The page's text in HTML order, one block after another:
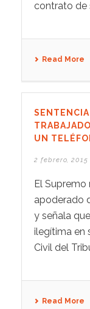
contrato de
Read More
SENTENCIA
UN
2 febrero, 2015
El Supremo
apoderado
y señala
ilegítima en
Civil del
Read More